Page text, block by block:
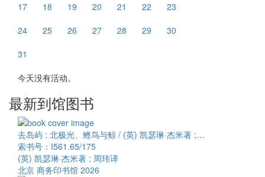
17
18 19 20 21 22
23
24
25 26 27 28 29
30
31
今天没有活动。
最新到馆图书
去岛屿 : 北极光、鲣鸟与鲸 / (英) 凯瑟琳·杰米著 ;…
索书号：I561.65/175
(英) 凯瑟琳·杰米著 ; 周玮译
北京 商务印书馆 2026